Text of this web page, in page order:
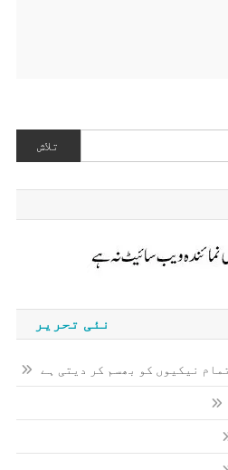
تلاش
نئی تحریر
نیکیوں کو بھسم کر دیتی ہے